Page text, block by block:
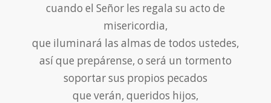
cuando el Señor les regala su acto de
misericordia,
que iluminará las almas de todos ustedes,
así que prepárense, o será un tormento
soportar sus propios pecados
que verán, queridos hijos,